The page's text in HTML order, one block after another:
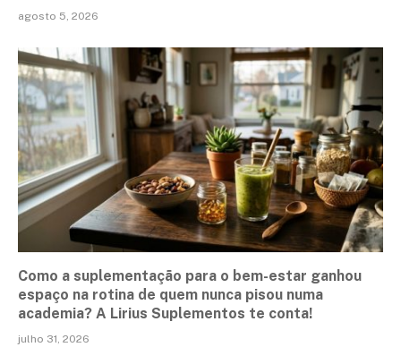
agosto 5, 2026
Como a suplementação para o bem-estar ganhou
espaço na rotina de quem nunca pisou numa
academia? A Lirius Suplementos te conta!
julho 31, 2026